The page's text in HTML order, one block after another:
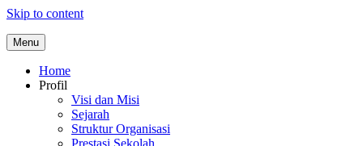
Skip to content
Menu
Home
Profil
Visi dan Misi
Sejarah
Struktur Organisasi
Prestasi Sekolah